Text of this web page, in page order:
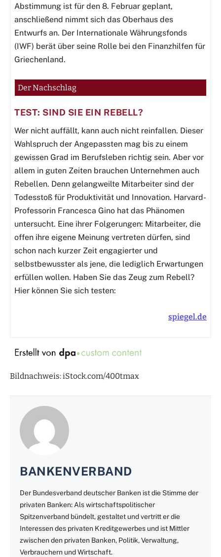
Abstimmung ist für den 8. Februar geplant,
anschließend nimmt sich das Oberhaus des
Entwurfs an. Der Internationale Währungsfonds
(IWF) berät über seine Rolle bei den Finanzhilfen für
Griechenland.
Der Nachschlag
TEST: SIND SIE EIN REBELL?
Wer nicht auffällt, kann auch nicht reinfallen. Dieser
Wahlspruch der Angepassten mag bis zu einem
gewissen Grad im Berufsleben richtig sein. Aber vor
allem in guten Zeiten brauchen Unternehmen auch
Rebellen. Denn gelangweilte Mitarbeiter sind der
Todesstoß für Produktivität und Innovation. Harvard-
Professorin Francesca Gino hat das Phänomen
untersucht. Eine ihrer Folgerungen: Mitarbeiter, die
offen ihre eigene Meinung vertreten dürfen, sind
schon nach kurzer Zeit engagierter und
selbstbewusster als jene, die lediglich Erwartungen
erfüllen wollen. Haben Sie das Zeug zum Rebell?
Hier können Sie sich testen:
spiegel.de
Bildnachweis: iStock.com/400tmax
BANKENVERBAND
Der Bundesverband deutscher Banken ist die Stimme der
privaten Banken: Als wirtschaftspolitischer
Spitzenverband bündelt, gestaltet und vertritt er die
Interessen des privaten Kreditgewerbes und ist Mittler
zwischen den privaten Banken, Politik, Verwaltung,
Verbrauchern und Wirtschaft.